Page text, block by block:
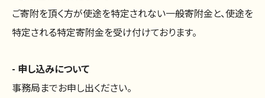
ご寄附を頂く方が使途を特定されない一般寄附金と、使途を
特定される特定寄附金を受け付けております。
- 申し込みについて
事務局までお申し出ください。